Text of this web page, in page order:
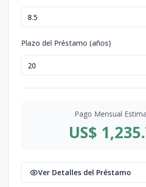
Plazo del Préstamo (años)
Pago Mensual
US$
Ver Detalles del Préstamo